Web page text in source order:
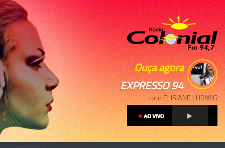
Ouça agora
EXPRESSO 94
com ELISIANE LUDWIG